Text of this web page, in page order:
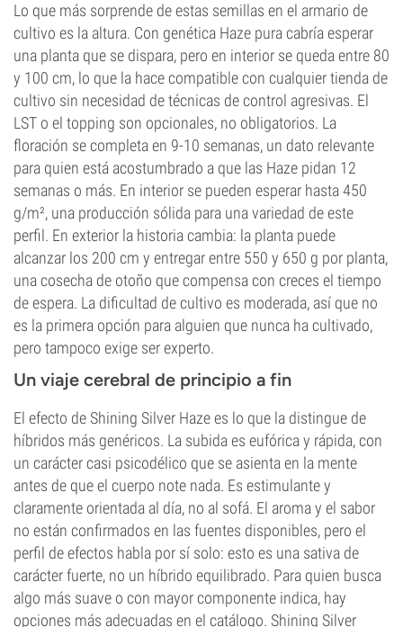
Lo que más sorprende de estas semillas en el armario de
cultivo es la altura. Con genética Haze pura cabría esperar
una planta que se dispara, pero en interior se queda entre 80
y 100 cm, lo que la hace compatible con cualquier tienda de
cultivo sin necesidad de técnicas de control agresivas. El
LST o el topping son opcionales, no obligatorios. La
floración se completa en 9-10 semanas, un dato relevante
para quien está acostumbrado a que las Haze pidan 12
semanas o más. En interior se pueden esperar hasta 450
g/m², una producción sólida para una variedad de este
perfil. En exterior la historia cambia: la planta puede
alcanzar los 200 cm y entregar entre 550 y 650 g por planta,
una cosecha de otoño que compensa con creces el tiempo
de espera. La dificultad de cultivo es moderada, así que no
es la primera opción para alguien que nunca ha cultivado,
pero tampoco exige ser experto.
Un viaje cerebral de principio a fin
El efecto de Shining Silver Haze es lo que la distingue de
híbridos más genéricos. La subida es eufórica y rápida, con
un carácter casi psicodélico que se asienta en la mente
antes de que el cuerpo note nada. Es estimulante y
claramente orientada al día, no al sofá. El aroma y el sabor
no están confirmados en las fuentes disponibles, pero el
perfil de efectos habla por sí solo: esto es una sativa de
carácter fuerte, no un híbrido equilibrado. Para quien busca
algo más suave o con mayor componente indica, hay
opciones más adecuadas en el catálogo. Shining Silver